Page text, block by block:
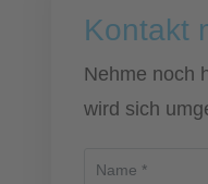
Kontakt
Nehme noch
wird sich